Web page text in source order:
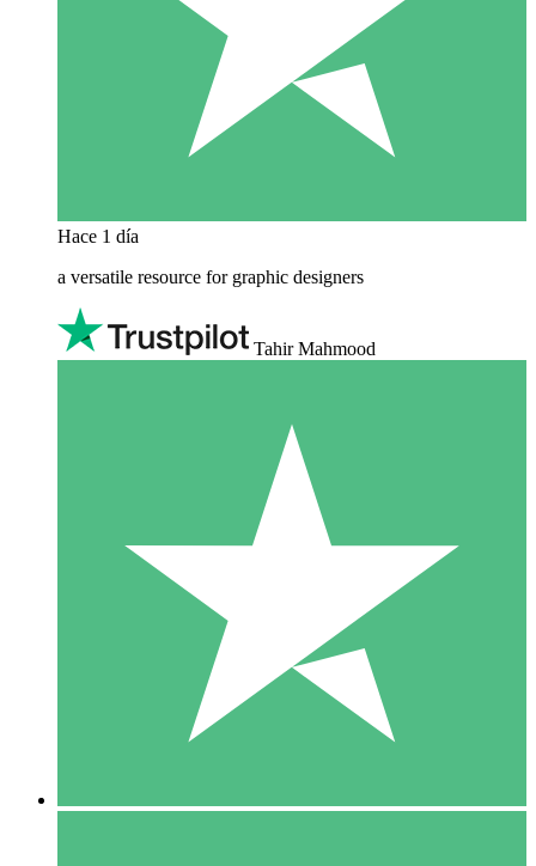
Hace 1 día
a versatile resource for graphic designers
Tahir Mahmood